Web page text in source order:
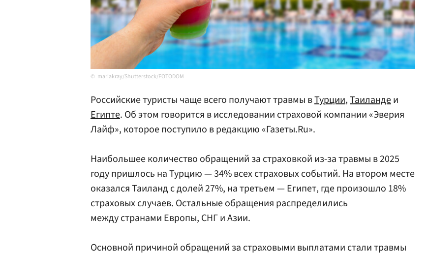
mariakray/Shutterstock/FOTODOM
Российские туристы чаще всего получают травмы вТурции,Таиландеи
Египте. Об этом говорится в исследовании страховой компании «Эверия
Лайф», которое поступило в редакцию «Газеты.Ru».
Наибольшее количество обращений за страховкой из-за травмы в 2025
году пришлось на Турцию — 34% всех страховых событий. На втором месте
оказался Таиланд с долей 27%, на третьем — Египет, где произошло 18%
страховых случаев. Остальные обращения распределились
между странами Европы, СНГ и Азии.
Основной причиной обращений за страховыми выплатами стали травмы